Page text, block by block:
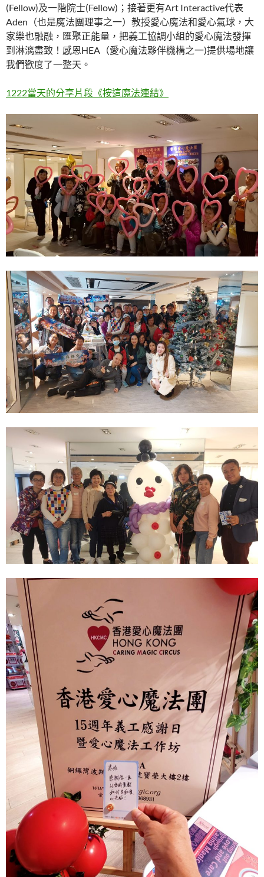
(Fellow)及一階院士(Fellow)；接著更有Art Interactive代表
Aden（也是魔法團理事之一）教授愛心魔法和愛心氣球，大
家樂也融融，匯聚正能量，把義工協調小組的愛心魔法發揮
到淋漓盡致！感恩HEA（愛心魔法夥伴機構之一)提供場地讓
我們歡度了一整天。
1222當天的分享片段《按這魔法連結》